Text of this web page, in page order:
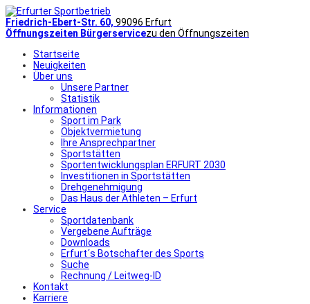
Friedrich-Ebert-Str. 60, 99096 Erfurt
Öffnungszeiten Bürgerservicezu den Öffnungszeiten
Startseite
Neuigkeiten
Über uns
Unsere Partner
Statistik
Informationen
Sport im Park
Objektvermietung
Ihre Ansprechpartner
Sportstätten
Sportentwicklungsplan ERFURT 2030
Investitionen in Sportstätten
Drehgenehmigung
Das Haus der Athleten – Erfurt
Service
Sportdatenbank
Vergebene Aufträge
Downloads
Erfurt´s Botschafter des Sports
Suche
Rechnung / Leitweg-ID
Kontakt
Karriere